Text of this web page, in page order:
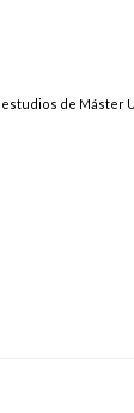
de